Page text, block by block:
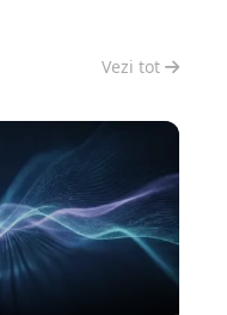
Vezi tot